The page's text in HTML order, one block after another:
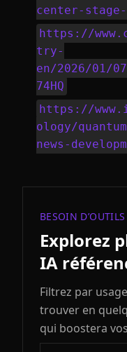
center-
https://
try-
en/2026/01/07/
74HQ
https://
ology/
news-
BESOIN
Explorez
IA
Filtrez par
trouver en
qui boostera